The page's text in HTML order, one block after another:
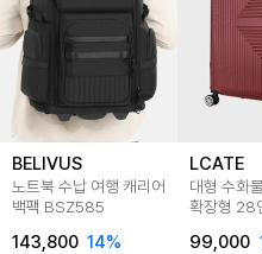
BELIVUS
노트북 수납 여행 캐리어
백팩 BSZ585
143,800 14%
LCATE
대형 수화
확장형 28
99,000